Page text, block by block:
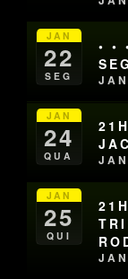
JAN
22
SEG
• •
JAN
24
QUA
JAN
25
QUI